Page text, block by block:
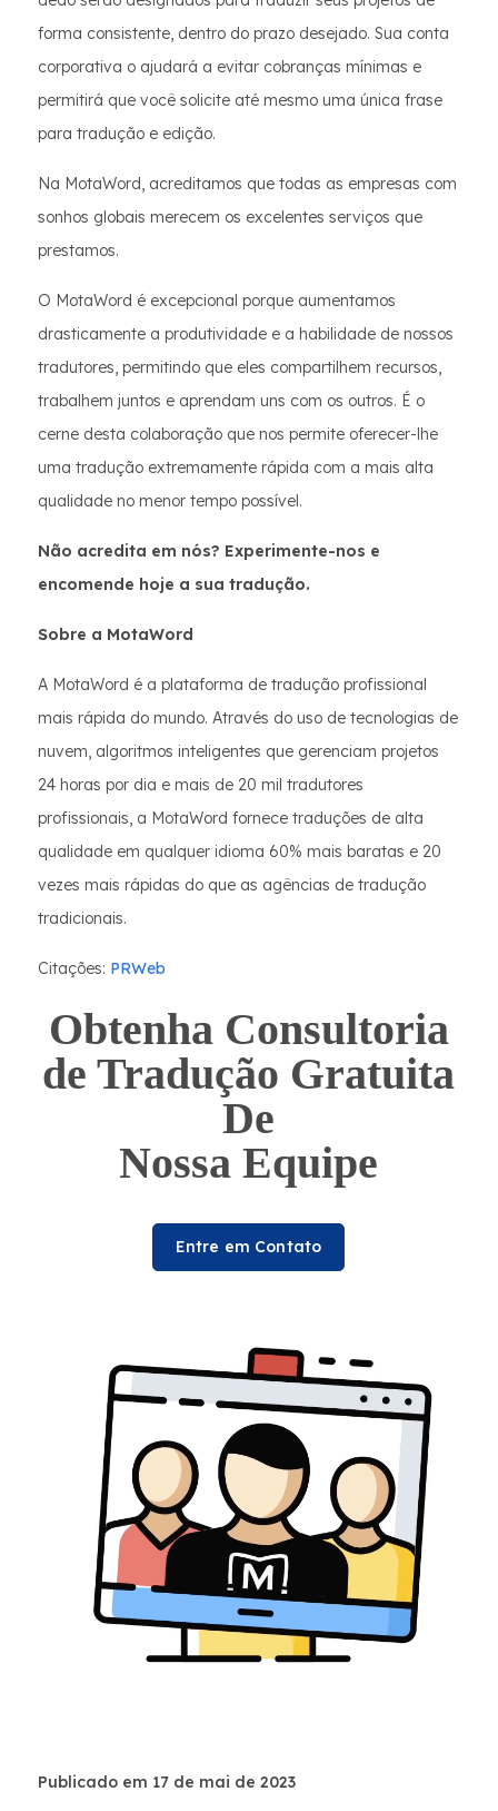
forma consistente, dentro do prazo desejado. Sua conta
corporativa o ajudará a evitar cobranças mínimas e
permitirá que você solicite até mesmo uma única frase
para tradução e edição.
Na MotaWord, acreditamos que todas as empresas com
sonhos globais merecem os excelentes serviços que
prestamos.
O MotaWord é excepcional porque aumentamos
drasticamente a produtividade e a habilidade de nossos
tradutores, permitindo que eles compartilhem recursos,
trabalhem juntos e aprendam uns com os outros. É o
cerne desta colaboração que nos permite oferecer-lhe
uma tradução extremamente rápida com a mais alta
qualidade no menor tempo possível.
Não acredita em nós? Experimente-nos e
encomende hoje a sua tradução.
Sobre a MotaWord
A MotaWord é a plataforma de tradução profissional
mais rápida do mundo. Através do uso de tecnologias de
nuvem, algoritmos inteligentes que gerenciam projetos
24 horas por dia e mais de 20 mil tradutores
profissionais, a MotaWord fornece traduções de alta
qualidade em qualquer idioma 60% mais baratas e 20
vezes mais rápidas do que as agências de tradução
tradicionais.
Citações: PRWeb
Obtenha Consultoria
de Tradução Gratuita
De
Nossa Equipe
Entre em Contato
Publicado em 17 de mai de 2023